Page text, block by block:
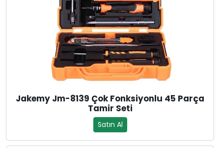
Jakemy Jm-8139 Çok Fonksiyonlu 45 Parça
Tamir Seti
Satın Al